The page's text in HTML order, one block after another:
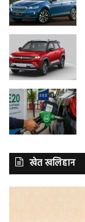
खेत खलिहान